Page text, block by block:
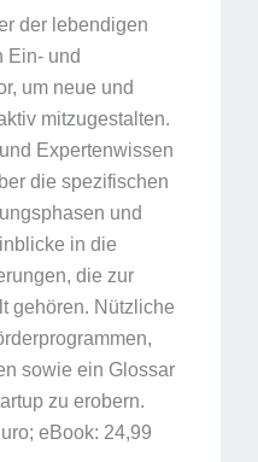
der lebendigen
Ein- und
um neue und
mitzugestalten.
Expertenwissen
die spezifischen
und
in die
die zur
gehören. Nützliche
sowie ein Glossar
zu erobern.
eBook: 24,99